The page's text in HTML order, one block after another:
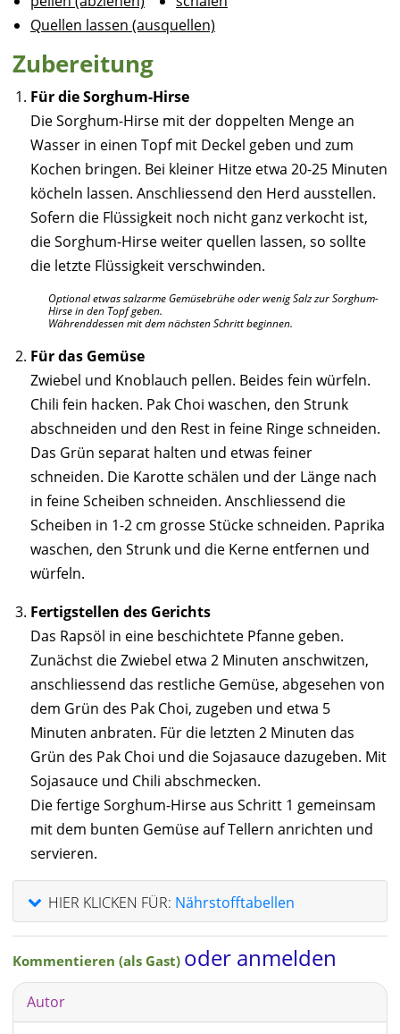
Quellen lassen (ausquellen)
Zubereitung
Für die Sorghum-Hirse
Die Sorghum-Hirse mit der doppelten Menge an
Wasser in einen Topf mit Deckel geben und zum
Kochen bringen. Bei kleiner Hitze etwa 20-25 Minuten
köcheln lassen. Anschliessend den Herd ausstellen.
Sofern die Flüssigkeit noch nicht ganz verkocht ist,
die Sorghum-Hirse weiter quellen lassen, so sollte
die letzte Flüssigkeit verschwinden.
Optional etwas salzarme Gemüsebrühe oder wenig Salz zur Sorghum-
Hirse in den Topf geben.
Währenddessen mit dem nächsten Schritt beginnen.
Für das Gemüse
Zwiebel und Knoblauch pellen. Beides fein würfeln.
Chili fein hacken. Pak Choi waschen, den Strunk
abschneiden und den Rest in feine Ringe schneiden.
Das Grün separat halten und etwas feiner
schneiden. Die Karotte schälen und der Länge nach
in feine Scheiben schneiden. Anschliessend die
Scheiben in 1-2 cm grosse Stücke schneiden. Paprika
waschen, den Strunk und die Kerne entfernen und
würfeln.
Fertigstellen des Gerichts
Das Rapsöl in eine beschichtete Pfanne geben.
Zunächst die Zwiebel etwa 2 Minuten anschwitzen,
anschliessend das restliche Gemüse, abgesehen von
dem Grün des Pak Choi, zugeben und etwa 5
Minuten anbraten. Für die letzten 2 Minuten das
Grün des Pak Choi und die Sojasauce dazugeben. Mit
Sojasauce und Chili abschmecken.
Die fertige Sorghum-Hirse aus Schritt 1 gemeinsam
mit dem bunten Gemüse auf Tellern anrichten und
servieren.
HIER KLICKEN FÜR: Nährstofftabellen
Kommentieren (als Gast) oder anmelden
Autor